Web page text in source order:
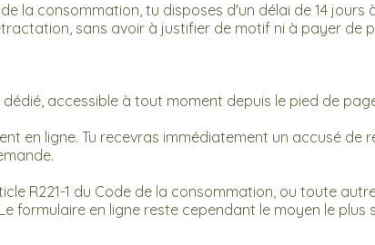
la consommation, tu disposes d'un délai de 14 jours
sans avoir à justifier de motif ni à payer de
accessible à tout moment depuis le pied de
en ligne. Tu recevras immédiatement un accusé de
R221-1 du Code de la consommation, ou toute
formulaire en ligne reste cependant le moyen le plus